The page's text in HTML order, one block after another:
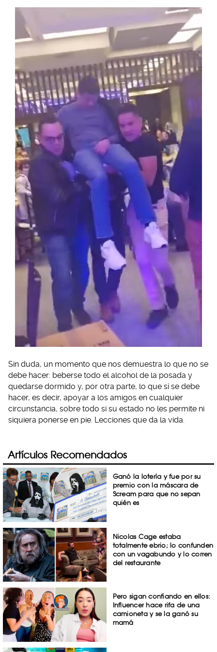
Sin duda, un momento que nos demuestra lo que no se
debe hacer: beberse todo el alcohol de la posada y
quedarse dormido y, por otra parte, lo que sí se debe
hacer, es decir, apoyar a los amigos en cualquier
circunstancia, sobre todo si su estado no les permite ni
siquiera ponerse en pie. Lecciones que da la vida.
Artículos Recomendados
Ganó la lotería y fue por su
premio con la máscara de
Scream para que no sepan
quién es
Nicolas Cage estaba
totalmente ebrio; lo confunden
con un vagabundo y lo corren
del restaurante
Pero sigan confiando en ellos:
Influencer hace rifa de una
camioneta y se la ganó su
mamá